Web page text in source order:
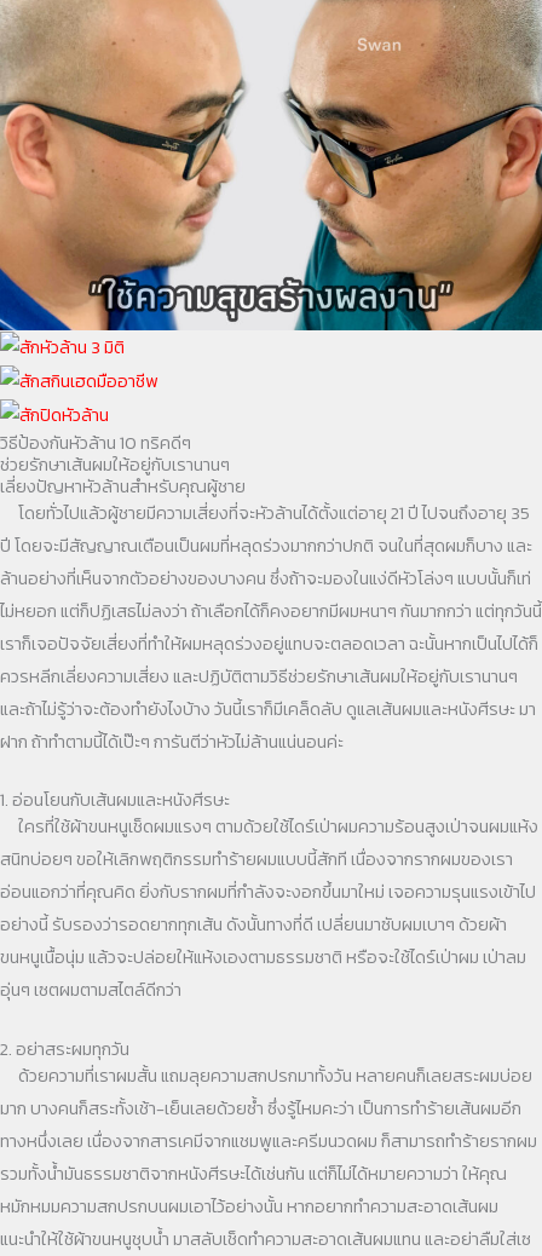
วิธีป้องกันหัวล้าน 10 ทริคดีๆ
ช่วยรักษาเส้นผมให้อยู่กับเรานานๆ
เลี่ยงปัญหาหัวล้านสำหรับคุณผู้ชาย
โดยทั่วไปแล้วผู้ชายมีความเสี่ยงที่จะหัวล้านได้ตั้งแต่อายุ 21 ปี ไปจนถึงอายุ 35
ปี โดยจะมีสัญญาณเตือนเป็นผมที่หลุดร่วงมากกว่าปกติ จนในที่สุดผมก็บาง และ
ล้านอย่างที่เห็นจากตัวอย่างของบางคน ซึ่งถ้าจะมองในแง่ดีหัวโล่งๆ แบบนั้นก็เท่
ไม่หยอก แต่ก็ปฏิเสธไม่ลงว่า ถ้าเลือกได้ก็คงอยากมีผมหนาๆ กันมากกว่า แต่ทุกวันนี้
เราก็เจอปัจจัยเสี่ยงที่ทำให้ผมหลุดร่วงอยู่แทบจะตลอดเวลา ฉะนั้นหากเป็นไปได้ก็
ควรหลีกเลี่ยงความเสี่ยง และปฏิบัติตามวิธีช่วยรักษาเส้นผมให้อยู่กับเรานานๆ
และถ้าไม่รู้ว่าจะต้องทำยังไงบ้าง วันนี้เราก็มีเคล็ดลับ ดูแลเส้นผมและหนังศีรษะ มา
ฝาก ถ้าทำตามนี้ได้เป๊ะๆ การันตีว่าหัวไม่ล้านแน่นอนค่ะ
1. อ่อนโยนกับเส้นผมและหนังศีรษะ
ใครที่ใช้ผ้าขนหนูเช็ดผมแรงๆ ตามด้วยใช้ไดร์เป่าผมความร้อนสูงเป่าจนผมแห้ง
สนิทบ่อยๆ ขอให้เลิกพฤติกรรมทำร้ายผมแบบนี้สักที เนื่องจากรากผมของเรา
อ่อนแอกว่าที่คุณคิด ยิ่งกับรากผมที่กำลังจะงอกขึ้นมาใหม่ เจอความรุนแรงเข้าไป
อย่างนี้ รับรองว่ารอดยากทุกเส้น ดังนั้นทางที่ดี เปลี่ยนมาซับผมเบาๆ ด้วยผ้า
ขนหนูเนื้อนุ่ม แล้วจะปล่อยให้แห้งเองตามธรรมชาติ หรือจะใช้ไดร์เป่าผม เป่าลม
อุ่นๆ เซตผมตามสไตล์ดีกว่า
2. อย่าสระผมทุกวัน
ด้วยความที่เราผมสั้น แถมลุยความสกปรกมาทั้งวัน หลายคนก็เลยสระผมบ่อย
มาก บางคนก็สระทั้งเช้า-เย็นเลยด้วยซ้ำ ซึ่งรู้ไหมคะว่า เป็นการทำร้ายเส้นผมอีก
ทางหนึ่งเลย เนื่องจากสารเคมีจากแชมพูและครีมนวดผม ก็สามารถทำร้ายรากผม
รวมทั้งน้ำมันธรรมชาติจากหนังศีรษะได้เช่นกัน แต่ก็ไม่ได้หมายความว่า ให้คุณ
หมักหมมความสกปรกบนผมเอาไว้อย่างนั้น หากอยากทำความสะอาดเส้นผม
แนะนำให้ใช้ผ้าขนหนูชุบน้ำ มาสลับเช็ดทำความสะอาดเส้นผมแทน และอย่าลืมใส่เซ